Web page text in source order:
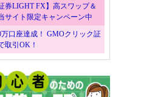
券LIGHT FX】高スワップ＆
サイト限定キャンペーン中
口座達成！ GMOクリック証
取引OK！